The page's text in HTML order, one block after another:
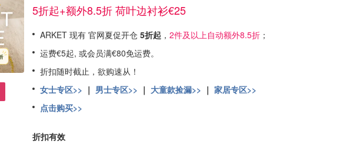
5折起+额外8.5折 荷叶边衬衫€25
ARKET 现有 官网夏促开仓 5折起 ， 2件及以上自动额外8.5折 ；
运费€5起, 或会员满€80免运费。
折扣随时截止，欲购速从！
女士专区>> ｜ 男士专区>> ｜ 大童款捡漏>> ｜ 家居专区>>
点击购买>>
折扣有效